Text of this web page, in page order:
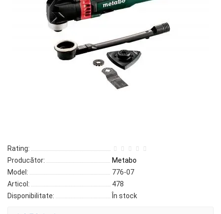
Rating:
Producător:
Metabo
Model:
776-07
Articol:
478
Disponibilitate:
În stock